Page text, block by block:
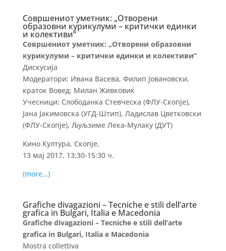
Совршениот уметник: „Отворени
образовни курикулуми – критички единки
и колективи“
Совршениот уметник: „Отворени образовни
курикулуми – критички единки и колективи“
Дискусија
Модератори: Ивана Васева, Филип Јовановски,
краток Вовед: Милан Живковиќ
Учесници: Слободанка Стевческа (ФЛУ-Скопје),
Јана Јакимовска (УГД-Штип), Ладислав Цветковски
(ФЛУ-Скопје), Љуљзиме Лека-Мулаку (ДУТ)
Кино Култура, Скопје,
13 мај 2017, 13:30-15:30 ч.
(more…)
Grafiche divagazioni – Tecniche е stili dell’arte
grafica in Bulgari, Italia e Macedonia
Grafiche divagazioni – Tecniche е stili dell’arte
grafica in Bulgari, Italia e Macedonia
Mostra collettiva